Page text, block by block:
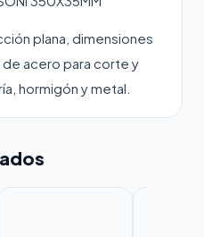
plana, dimensiones
acero para corte y
hormigón y metal.